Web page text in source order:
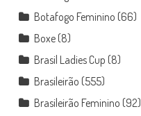
Botafogo Feminino (66)
Boxe(8)
Brasil Ladies Cup (8)
Brasileirão (555)
Brasileirão Feminino (92)